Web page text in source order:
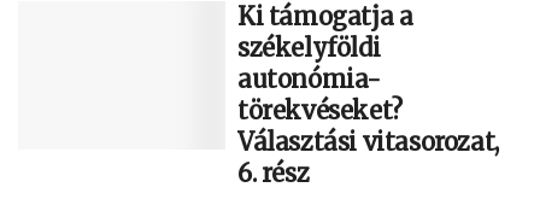
Ki támogatja a
székelyföldi
autonómia-
törekvéseket?
Választási vitasorozat,
6. rész